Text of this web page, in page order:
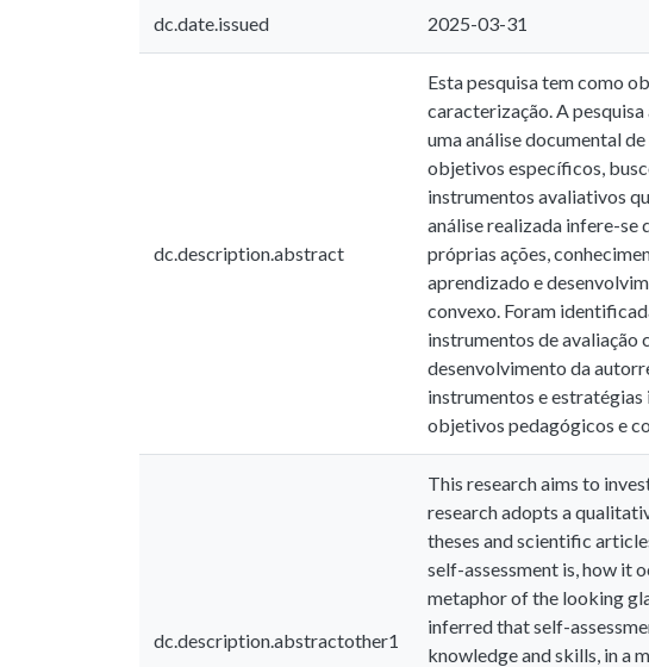
dc.date.issued 2025-03-31
dc.description.abstract
Esta pesquisa tem como
caracterização. A
uma análise documental
objetivos específicos,
instrumentos avaliativos
análise realizada infere-se
próprias ações,
aprendizado e
convexo. Foram
instrumentos de avaliação
desenvolvimento da
instrumentos e
objetivos pedagógicos e
dc.description.abstractother1
This research aims to
research adopts a
theses and scientific
self-assessment is, how it
metaphor of the looking
inferred that self-
knowledge and skills, in a